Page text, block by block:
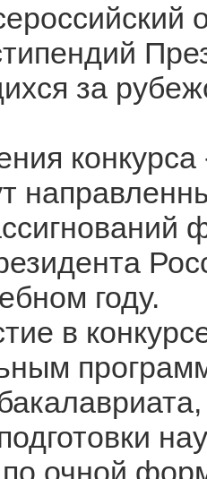
за
году.
в
очной